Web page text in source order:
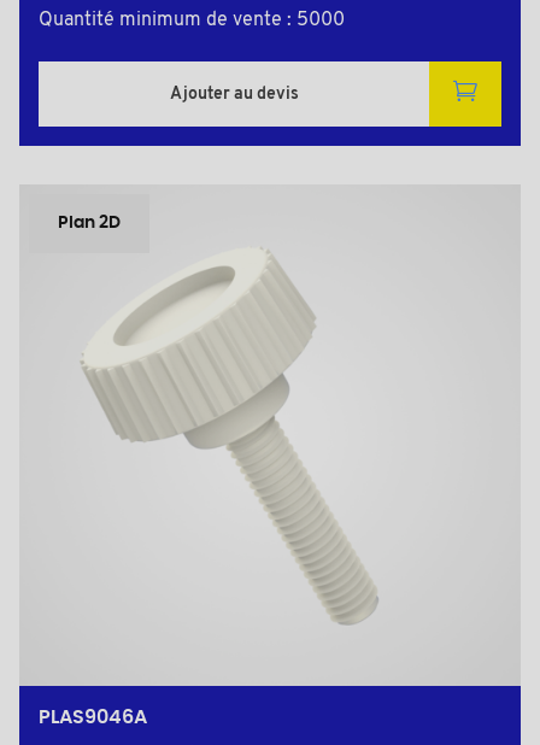
Quantité minimum de vente : 5000
Ajouter au devis
Plan 2D
PLAS9046A